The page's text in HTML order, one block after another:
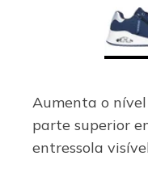
Aumenta o
parte superior
entressola